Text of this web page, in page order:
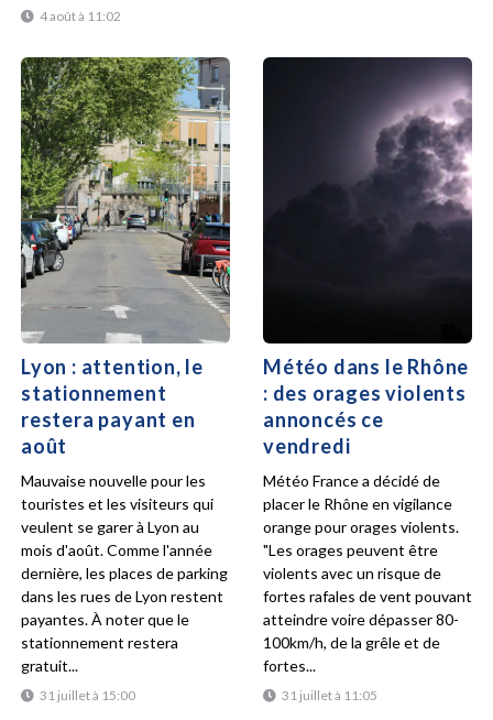
4 août à 11:02
Lyon : attention, le
stationnement
restera payant en
août
31 juillet à 15:00
Mauvaise nouvelle pour les
touristes et les visiteurs qui
veulent se garer à Lyon au
mois d'août. Comme l'année
dernière, les places de parking
dans les rues de Lyon restent
payantes. À noter que le
stationnement restera
gratuit...
Météo dans le Rhône
: des orages violents
annoncés ce
vendredi
31 juillet à 11:05
Météo France a décidé de
placer le Rhône en vigilance
orange pour orages violents.
"Les orages peuvent être
violents avec un risque de
fortes rafales de vent pouvant
atteindre voire dépasser 80-
100km/h, de la grêle et de
fortes...